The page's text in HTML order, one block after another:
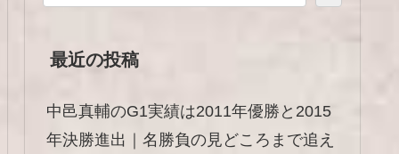
最近の投稿
中邑真輔のG1実績は2011年優勝と2015
年決勝進出｜名勝負の見どころまで追え